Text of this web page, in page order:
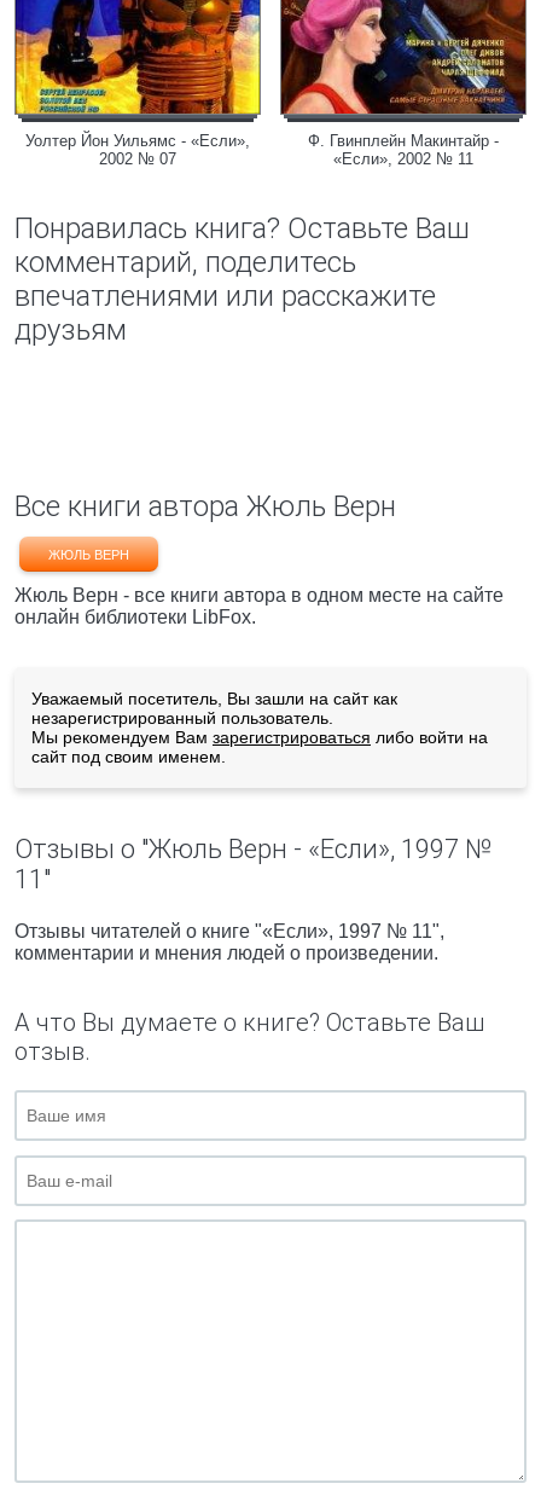
Уолтер Йон Уильямс - «Если»,
2002 № 07
Ф. Гвинплейн Макинтайр -
«Если», 2002 № 11
Понравилась книга? Оставьте Ваш
комментарий, поделитесь
впечатлениями или расскажите
друзьям
Все книги автора Жюль Верн
ЖЮЛЬ ВЕРН
Жюль Верн - все книги автора в одном месте на сайте
онлайн библиотеки LibFox.
Уважаемый посетитель, Вы зашли на сайт как
незарегистрированный пользователь.
Мы рекомендуем Вам зарегистрироваться либо войти на
сайт под своим именем.
Отзывы о "Жюль Верн - «Если», 1997 №
11"
Отзывы читателей о книге "«Если», 1997 № 11",
комментарии и мнения людей о произведении.
А что Вы думаете о книге? Оставьте Ваш
отзыв.